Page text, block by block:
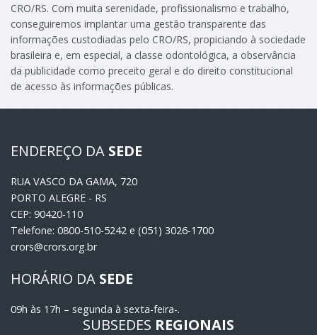
CRO/RS. Com muita serenidade, profissionalismo e trabalho,
conseguiremos implantar uma gestão transparente das
informações custodiadas pelo CRO/RS, propiciando à sociedade
brasileira e, em especial, a classe odontológica, a observância
da publicidade como preceito geral e do direito constitucional
de acesso às informações públicas.
ENDEREÇO DA SEDE
RUA VASCO DA GAMA, 720
PORTO ALEGRE - RS
CEP: 90420-110
Telefone: 0800-510-5242 e (051) 3026-1700
crors@crors.org.br
HORÁRIO DA SEDE
09h às 17h – segunda à sexta-feira-.
SUBSEDES REGIONAIS